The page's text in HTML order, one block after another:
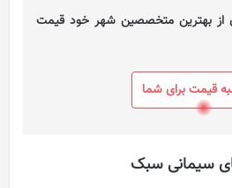
از بهترین متخصصین شهر خود قیمت
قیمت برای شما
سیمانی سبک